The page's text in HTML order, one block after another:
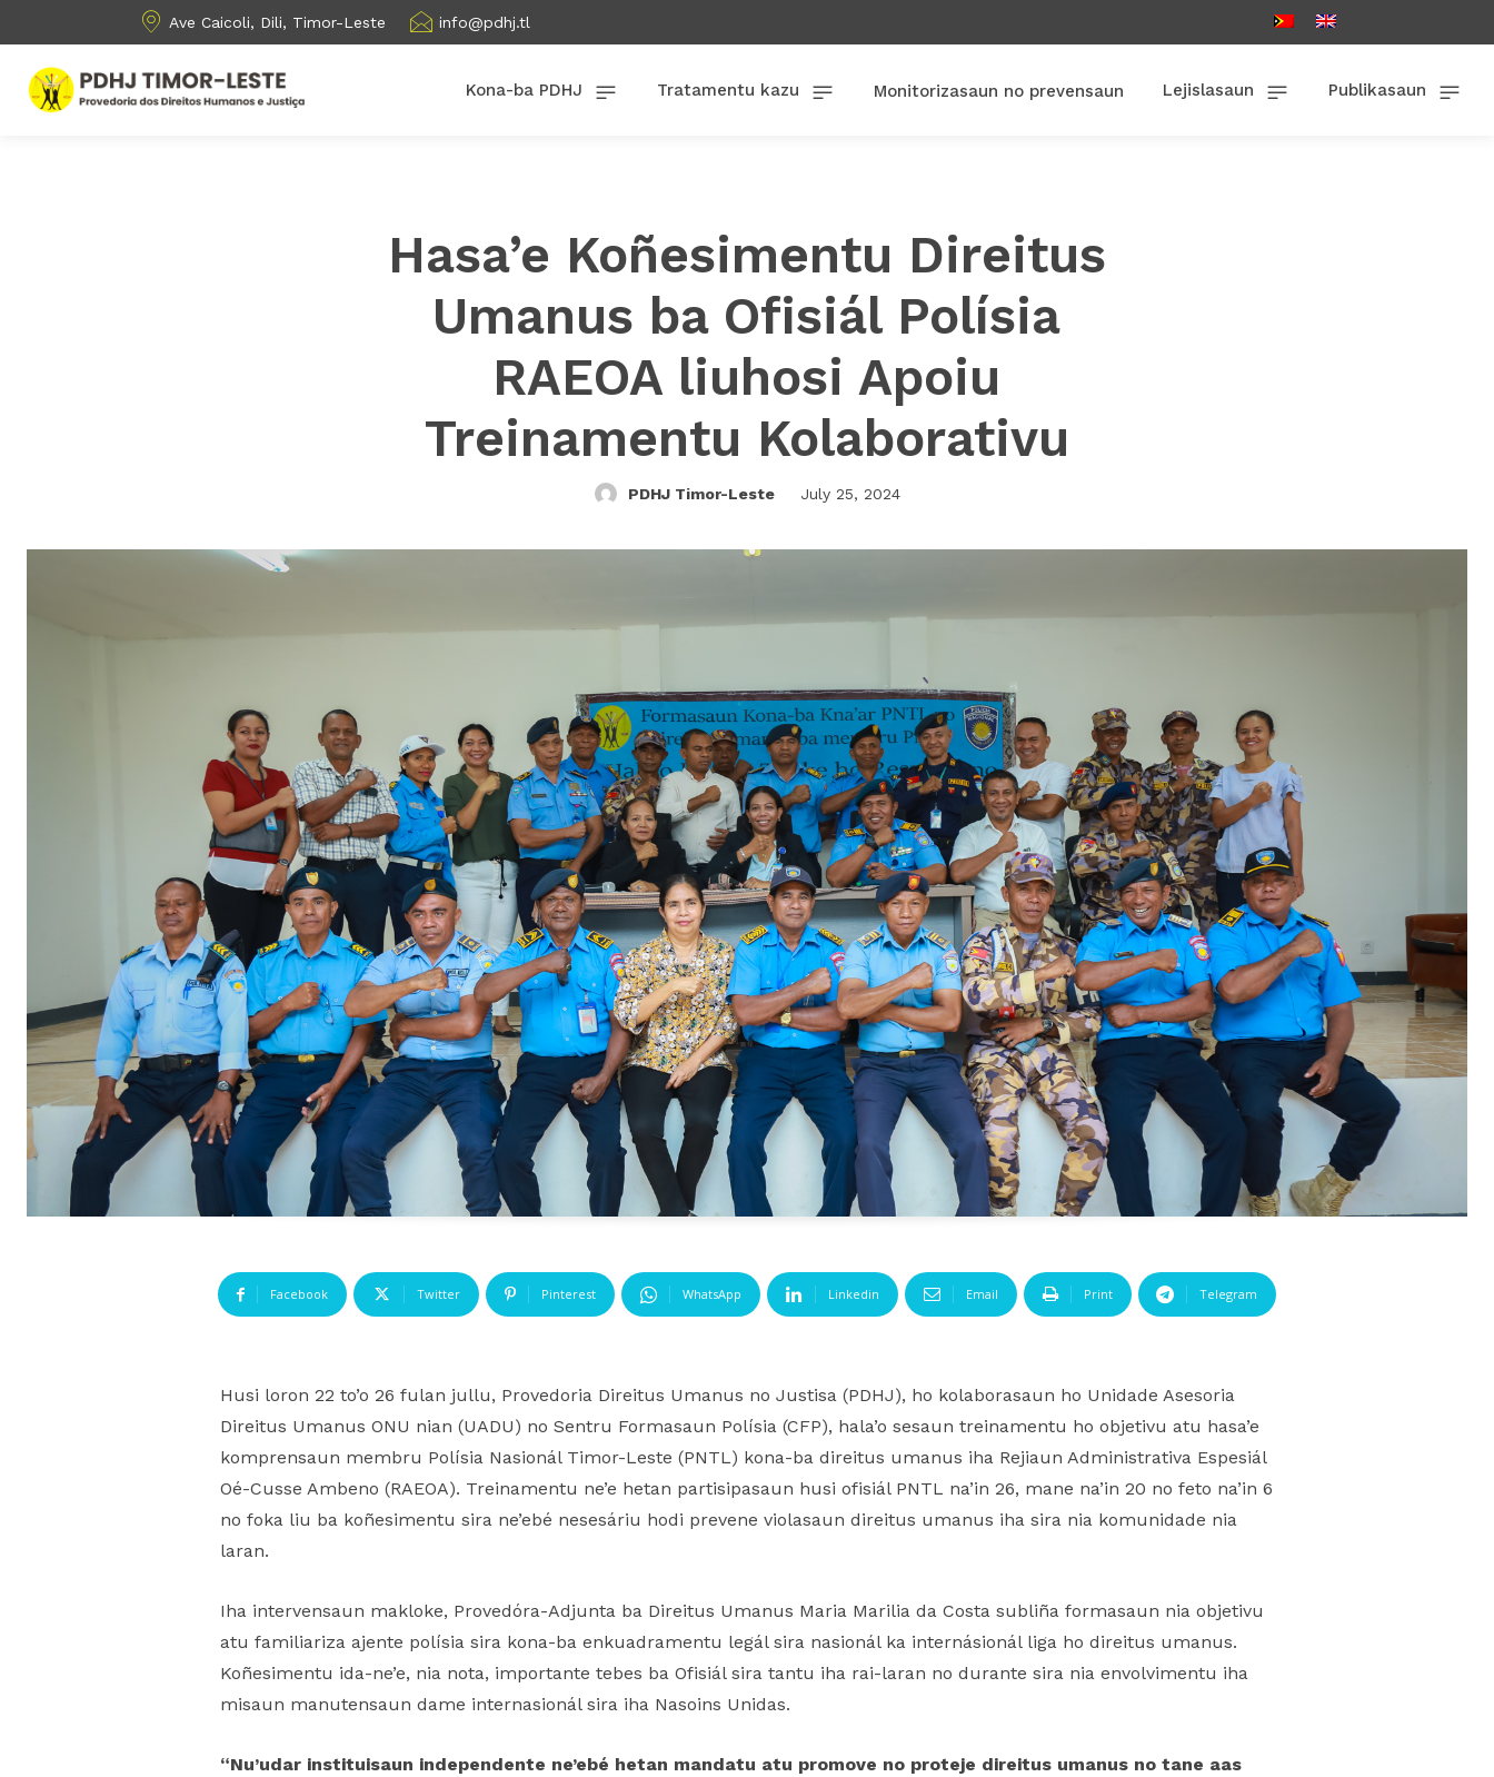
Ave Caicoli, Dili, Timor-Leste info@pdhj.tl
Kona-ba PDHJ Tratamentu kazu Monitorizasaun no prevensaun Lejislasaun Publikasaun
Hasa’e Koñesimentu Direitus
Umanus ba Ofisiál Polísia
RAEOA liuhosi Apoiu
Treinamentu Kolaborativu
PDHJ Timor-Leste July 25, 2024
Facebook Twitter Pinterest WhatsApp Linkedin Email Print Telegram
Husi loron 22 to’o 26 fulan jullu, Provedoria Direitus Umanus no Justisa (PDHJ), ho kolaborasaun ho Unidade Asesoria
Direitus Umanus ONU nian (UADU) no Sentru Formasaun Polísia (CFP), hala’o sesaun treinamentu ho objetivu atu hasa’e
komprensaun membru Polísia Nasionál Timor-Leste (PNTL) kona-ba direitus umanus iha Rejiaun Administrativa Espesiál
Oé-Cusse Ambeno (RAEOA). Treinamentu ne’e hetan partisipasaun husi ofisiál PNTL na’in 26, mane na’in 20 no feto na’in 6
no foka liu ba koñesimentu sira ne’ebé nesesáriu hodi prevene violasaun direitus umanus iha sira nia komunidade nia
laran.
Iha intervensaun makloke, Provedóra-Adjunta ba Direitus Umanus Maria Marilia da Costa subliña formasaun nia objetivu
atu familiariza ajente polísia sira kona-ba enkuadramentu legál sira nasionál ka internásionál liga ho direitus umanus.
Koñesimentu ida-ne’e, nia nota, importante tebes ba Ofisiál sira tantu iha rai-laran no durante sira nia envolvimentu iha
misaun manutensaun dame internasionál sira iha Nasoins Unidas.
“Nu’udar instituisaun independente ne’ebé hetan mandatu atu promove no proteje direitus umanus no tane aas